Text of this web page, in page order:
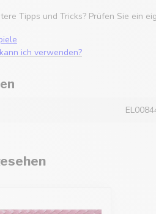
Tipps und Tricks? Prüfen Sie ein
ich verwenden?